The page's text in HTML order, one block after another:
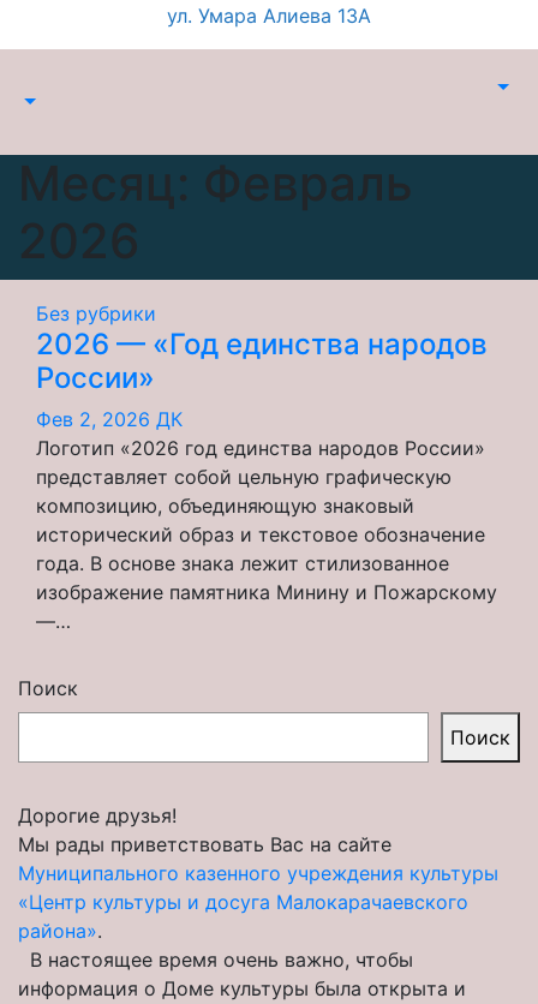
ул. Умара Алиева 13А
Месяц: Февраль
2026
Без рубрики
2026 — «Год единства народов
России»
Фев 2, 2026 ДК
Логотип «2026 год единства народов России»
представляет собой цельную графическую
композицию, объединяющую знаковый
исторический образ и текстовое обозначение
года. В основе знака лежит стилизованное
изображение памятника Минину и Пожарскому
—…
Поиск
Поиск
Дорогие друзья!
Мы рады приветствовать Вас на сайте
Муниципального казенного учреждения культуры
«Центр культуры и досуга Малокарачаевского
района».
В настоящее время очень важно, чтобы
информация о Доме культуры была открыта и